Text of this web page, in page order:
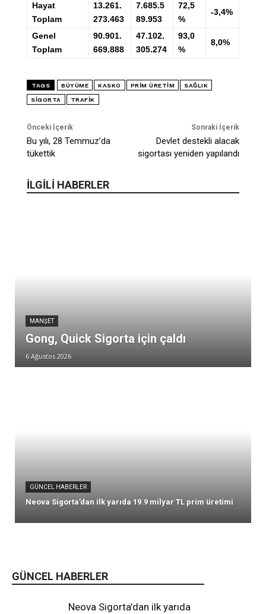
GÜNCEL HABERLER
Neova Sigorta’dan ilk yarıda
Hayat
Toplam
13.261.
273.463
7.685.5
89.953
72,5
%
-3,4%
Genel
Toplam
90.901.
669.888
47.102.
305.274
93,0
%
8,0%
TAGS BÜYÜME KASKO PRIM ÜRETIM SAĞLIK
SIGORTA TRAFIK
Önceki İçerik
Bu yılı, 28 Temmuz’da
tükettik
Sonraki İçerik
Devlet destekli alacak
sigortası yeniden yapılandı
İLGİLİ HABERLER
MANŞET
Gong, Quick Sigorta için çaldı
6 Ağustos 2026
GÜNCEL HABERLER
Neova Sigorta’dan ilk yarıda 19.9 milyar TL prim üretimi